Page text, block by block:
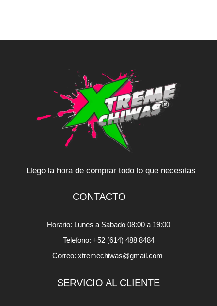
Llego la hora de comprar todo lo que necesitas
CONTACTO
Horario: Lunes a Sábado 08:00 a 19:00
Telefono: +52 (614) 488 8484
Correo: xtremechiwas@gmail.com
SERVICIO AL CLIENTE